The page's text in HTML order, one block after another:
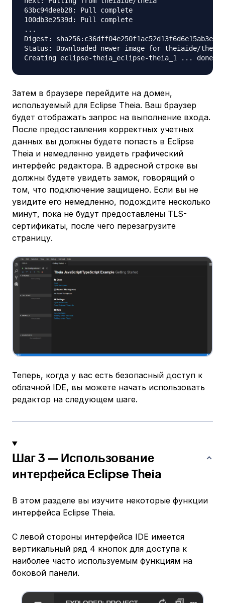
63bc94deeb28: Pull complete
100db3e2539d: Pull complete
...
Digest:
Status: Downloaded newer image for theiaide/
Затем в браузере перейдите на домен,
используемый для Eclipse Theia. Ваш браузер
будет отображать запрос на выполнение входа.
После предоставления корректных учетных
данных вы должны будете попасть в Eclipse
Theia и немедленно увидеть графический
интерфейс редактора. В адресной строке вы
должны будете увидеть замок, говорящий о
том, что подключение защищено. Если вы не
увидите его немедленно, подождите несколько
минут, пока не будут предоставлены TLS-
сертификаты, после чего перезагрузите
страницу.
Теперь, когда у вас есть безопасный доступ к
облачной IDE, вы можете начать использовать
редактор на следующем шаге.
Шаг 3 — Использование
интерфейса Eclipse Theia
В этом разделе вы изучите некоторые функции
интерфейса Eclipse Theia.
С левой стороны интерфейса IDE имеется
вертикальный ряд 4 кнопок для доступа к
наиболее часто используемым функциям на
боковой панели.